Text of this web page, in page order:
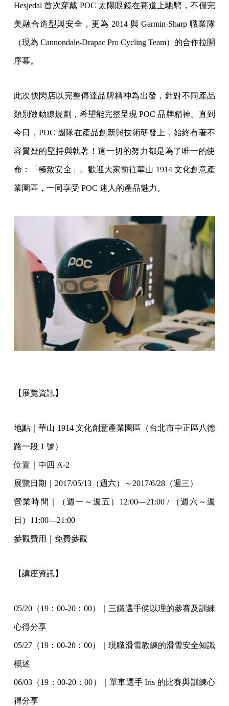
Hesjedal 首次穿戴 POC 太陽眼鏡在賽道上馳騁，不僅完
美融合造型與安全，更為 2014 與 Garmin-Sharp 職業隊
（現為 Cannondale-Drapac Pro Cycling Team）的合作拉開
序幕。
此次快閃店以完整傳達品牌精神為出發，針對不同產品
類別做動線規劃，希望能完整呈現 POC 品牌精神。直到
今日，POC 團隊在產品創新與技術研發上，始終有著不
容質疑的堅持與執著！這一切的努力都是為了唯一的使
命：「極致安全」。歡迎大家前往華山 1914 文化創意產
業園區，一同享受 POC 迷人的產品魅力。
【展覽資訊】
地點｜華山 1914 文化創意產業園區（台北市中正區八德
路一段 1 號）
位置｜中四 A-2
展覽日期｜2017/05/13（週六）～2017/6/28（週三）
營業時間｜（週一～週五）12:00—21:00 / （週六～週
日）11:00—21:00
參觀費用｜免費參觀
【講座資訊】
05/20（19：00-20：00）｜三鐵選手侯以理的參賽及訓練
心得分享
05/27（19：00-20：00）｜現職滑雪教練的滑雪安全知識
概述
06/03（19：00-20：00）｜單車選手 Iris 的比賽與訓練心
得分享